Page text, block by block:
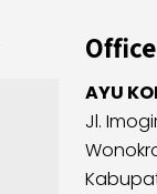
AYU
Jl.